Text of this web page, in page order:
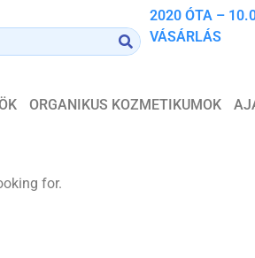
2020 ÓTA –
VÁSÁRLÁS
ORGANIKUS KOZMETIKUMOK
for.